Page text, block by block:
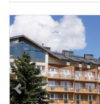
Previous